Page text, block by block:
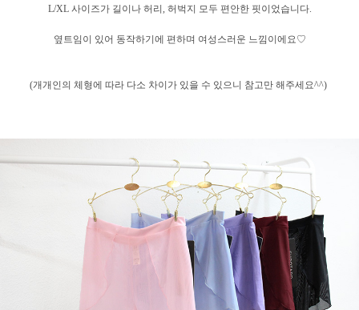
L/XL 사이즈가 길이나 허리, 허벅지 모두 편안한 핏이었습니다.
옆트임이 있어 동작하기에 편하며 여성스러운 느낌이에요♡
(개개인의 체형에 따라 다소 차이가 있을 수 있으니 참고만 해주세요^^)